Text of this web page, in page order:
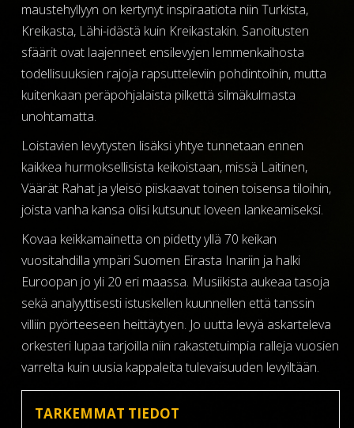
maustehyllyyn on kertynyt inspiraatiota niin Turkista,
Kreikasta, Lähi-idästä kuin Kreikastakin. Sanoitusten
sfäärit ovat laajenneet ensilevyjen lemmenkaihosta
todellisuuksien rajoja rapsutteleviin pohdintoihin, mutta
kuitenkaan peräpohjalaista pilkettä silmäkulmasta
unohtamatta.
Loistavien levytysten lisäksi yhtye tunnetaan ennen
kaikkea hurmoksellisista keikoistaan, missä Laitinen,
Väärät Rahat ja yleisö piiskaavat toinen toisensa tiloihin,
joista vanha kansa olisi kutsunut loveen lankeamiseksi.
Kovaa keikkamainetta on pidetty yllä 70 keikan
vuositahdilla ympäri Suomen Eirasta Inariin ja halki
Euroopan jo yli 20 eri maassa. Musiikista aukeaa tasoja
sekä analyyttisesti istuskellen kuunnellen että tanssin
villiin pyörteeseen heittäytyen. Jo uutta levyä askarteleva
orkesteri lupaa tarjoilla niin rakastetuimpia ralleja vuosien
varrelta kuin uusia kappaleita tulevaisuuden levyiltään.
TARKEMMAT TIEDOT